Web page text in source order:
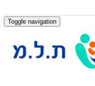
Toggle navigation